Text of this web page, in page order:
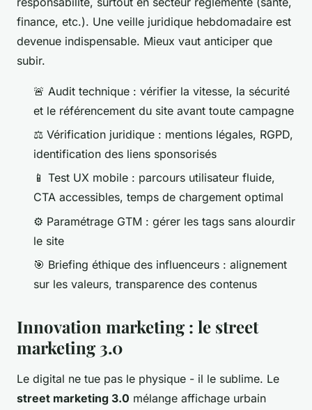
finance, etc.). Une veille juridique hebdomadaire est
devenue indispensable. Mieux vaut anticiper que
subir.
🚨 Audit technique : vérifier la vitesse, la sécurité
et le référencement du site avant toute campagne
⚖️ Vérification juridique : mentions légales, RGPD,
identification des liens sponsorisés
📱 Test UX mobile : parcours utilisateur fluide,
CTA accessibles, temps de chargement optimal
⚙️ Paramétrage GTM : gérer les tags sans alourdir
le site
🎯 Briefing éthique des influenceurs : alignement
sur les valeurs, transparence des contenus
Innovation marketing : le street
marketing 3.0
Le digital ne tue pas le physique - il le sublime. Le
street marketing 3.0 mélange affichage urbain